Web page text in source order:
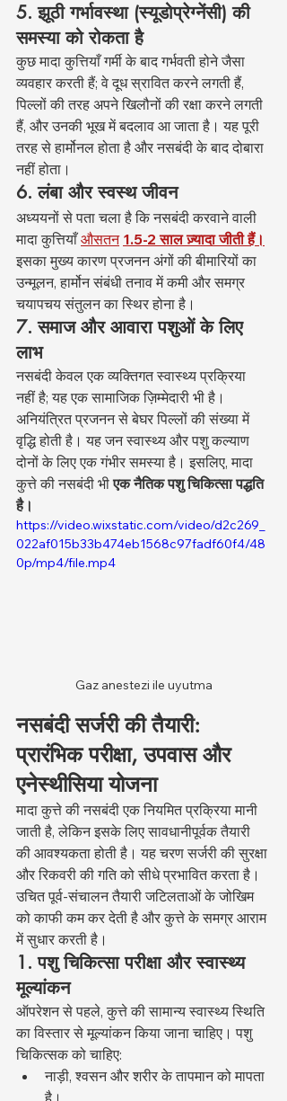
5. झूठी गर्भावस्था (स्यूडोप्रेग्नेंसी) की
समस्या को रोकता है
कुछ मादा कुत्तियाँ गर्मी के बाद गर्भवती होने जैसा
व्यवहार करती हैं; वे दूध स्रावित करने लगती हैं,
पिल्लों की तरह अपने खिलौनों की रक्षा करने लगती
हैं, और उनकी भूख में बदलाव आ जाता है। यह पूरी
तरह से हार्मोनल होता है और नसबंदी के बाद दोबारा
नहीं होता।
6. लंबा और स्वस्थ जीवन
अध्ययनों से पता चला है कि नसबंदी करवाने वाली
मादा कुत्तियाँ औसतन 1.5-2 साल ज़्यादा जीती हैं।
इसका मुख्य कारण प्रजनन अंगों की बीमारियों का
उन्मूलन, हार्मोन संबंधी तनाव में कमी और समग्र
चयापचय संतुलन का स्थिर होना है।
7. समाज और आवारा पशुओं के लिए
लाभ
नसबंदी केवल एक व्यक्तिगत स्वास्थ्य प्रक्रिया
नहीं है; यह एक सामाजिक ज़िम्मेदारी भी है।
अनियंत्रित प्रजनन से बेघर पिल्लों की संख्या में
वृद्धि होती है। यह जन स्वास्थ्य और पशु कल्याण
दोनों के लिए एक गंभीर समस्या है। इसलिए, मादा
कुत्ते की नसबंदी भी एक नैतिक पशु चिकित्सा पद्धति
है।
https://video.wixstatic.com/video/d2c269_
022af015b33b474eb1568c97fadf60f4/48
0p/mp4/file.mp4
Gaz anestezi ile uyutma
नसबंदी सर्जरी की तैयारी:
प्रारंभिक परीक्षा, उपवास और
एनेस्थीसिया योजना
मादा कुत्ते की नसबंदी एक नियमित प्रक्रिया मानी
जाती है, लेकिन इसके लिए सावधानीपूर्वक तैयारी
की आवश्यकता होती है। यह चरण सर्जरी की सुरक्षा
और रिकवरी की गति को सीधे प्रभावित करता है।
उचित पूर्व-संचालन तैयारी जटिलताओं के जोखिम
को काफी कम कर देती है और कुत्ते के समग्र आराम
में सुधार करती है।
1. पशु चिकित्सा परीक्षा और स्वास्थ्य
मूल्यांकन
ऑपरेशन से पहले, कुत्ते की सामान्य स्वास्थ्य स्थिति
का विस्तार से मूल्यांकन किया जाना चाहिए। पशु
चिकित्सक को चाहिए:
नाड़ी, श्वसन और शरीर के तापमान को मापता